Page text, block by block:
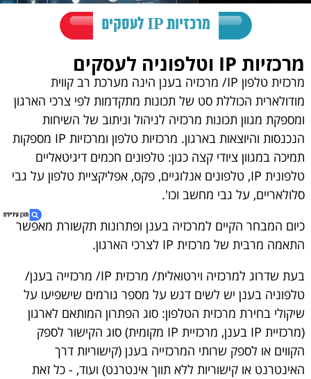
1. מרכזיות IP לעסקים
3. מרכזיות IP וטלפוניה לעסקים
4. נגישות אתר
מרכזיות IP לעסקים
מרכזיות IP וטלפוניה לעסקים
מרכזית טלפון IP/ מרכזיה בענן הינה מערכת רב קווית
מודולארית‏‎ ‎הכוללת סט של תכונות מתקדמות לפי צרכי הארגון
ומספקת ‏מגוון תכונות מרכזיה לניהול וניתוב של השיחות
הנכנסות והיוצאות בארגון. מרכזיות טלפון ומרכזיות IP מספקות
תמיכה ‏במגוון ציודי קצה כגון: טלפונים חכמים דיגיטאליים
טלפונית IP, טלפונים אנלוגיים, פקס, אפליקציית טלפון על גבי
סלולאריים, על גבי מחשב וכו'.
כיום המבחר הקיים למרכזיה בענן ופתרונות תקשורת מאפשר
התאמה מרבית של מרכזית IP לצרכי ‏הארגון.
בעת שדרוג למרכזיה וירטואלית/ מרכזית IP/ מרכזייה בענן/
טלפוניה בענן יש לשים דגש על מספר גורמים שישפיעו על
שיקולי בחירת מרכזית ‏הטלפון: סוג הפתרון המותאם לארגון
(מרכזיית IP בענן, מרכזיית IP מקומית) סוג הקישור לספק
הקווים או לספק שרותי המרכזייה בענן (קישוריות דרך
האינטרנט או קישוריות ללא תווך אינטרנט) ועוד, - כל זאת